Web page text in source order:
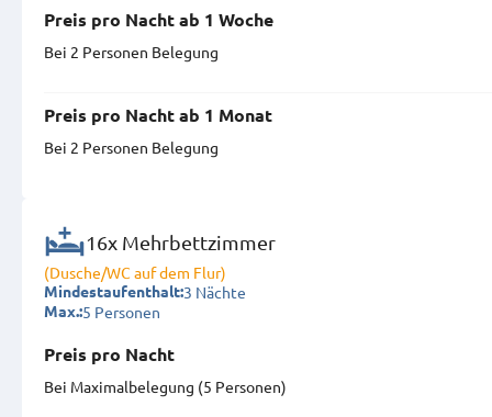
Preis pro Nacht ab 1 Woche
Bei 2 Personen Belegung
Preis pro Nacht ab 1 Monat
Bei 2 Personen Belegung
16x Mehrbettzimmer
(Dusche/WC auf dem Flur)
Mindestaufenthalt:3 Nächte
Max.:5 Personen
Preis pro Nacht
Bei Maximal­belegung (5 Personen)